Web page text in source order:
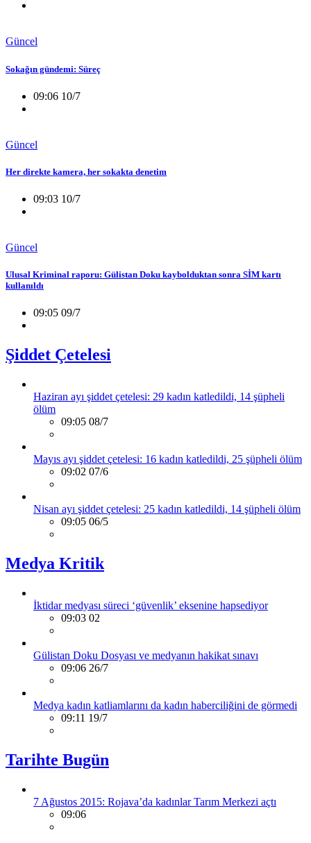
Güncel
Sokağın gündemi: Süreç
09:06 10/7
Güncel
Her direkte kamera, her sokakta denetim
09:03 10/7
Güncel
Ulusal Kriminal raporu: Gülistan Doku kaybolduktan sonra SİM kartı
kullanıldı
09:05 09/7
Şiddet Çetelesi
Haziran ayı şiddet çetelesi: 29 kadın katledildi, 14 şüpheli
ölüm
09:05 08/7
Mayıs ayı şiddet çetelesi: 16 kadın katledildi, 25 şüpheli ölüm
09:02 07/6
Nisan ayı şiddet çetelesi: 25 kadın katledildi, 14 şüpheli ölüm
09:05 06/5
Medya Kritik
İktidar medyası süreci ‘güvenlik’ eksenine hapsediyor
09:03 02
Gülistan Doku Dosyası ve medyanın hakikat sınavı
09:06 26/7
Medya kadın katliamlarını da kadın haberciliğini de görmedi
09:11 19/7
Tarihte Bugün
7 Ağustos 2015: Rojava’da kadınlar Tarım Merkezi açtı
09:06